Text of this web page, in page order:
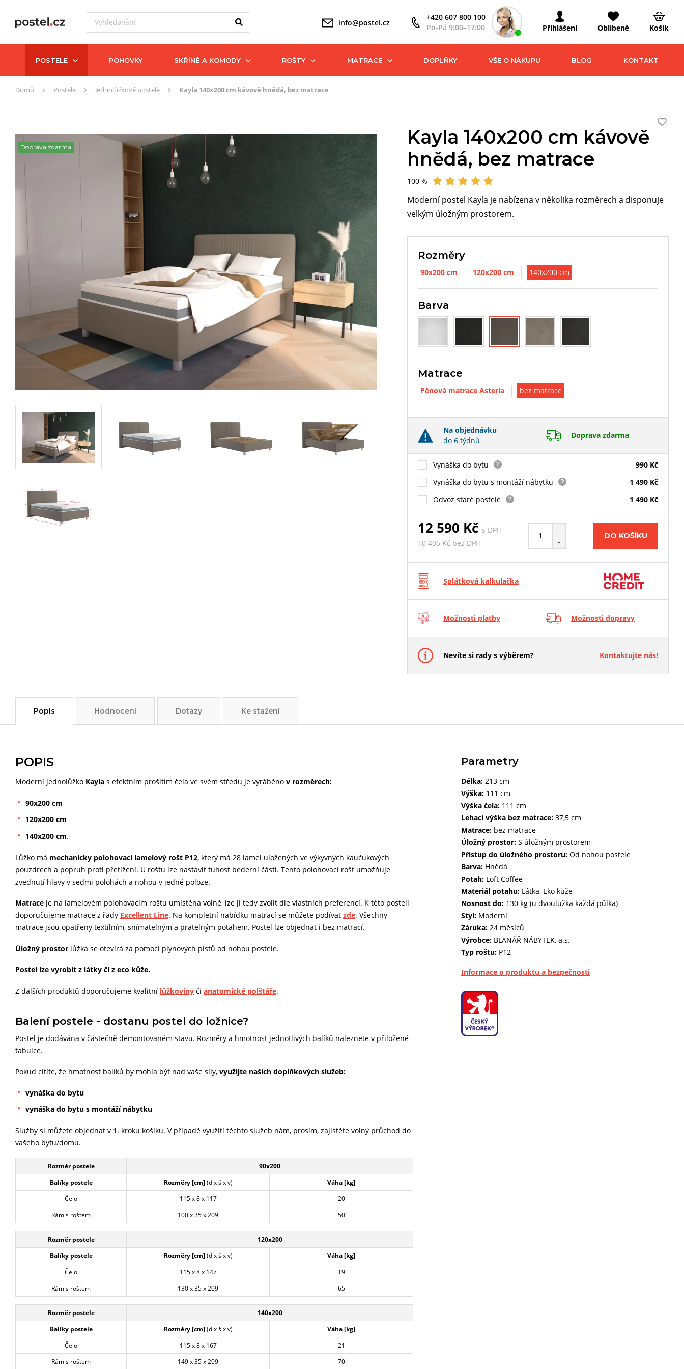
info@postel.cz
+420 607 800 100
Po-Pá 9:00–17:00
Přihlášení Oblíbené Košík
POSTELE POHOVKY SKŘÍNĚ A KOMODY ROŠTY MATRACE DOPLŇKY VŠE O NÁKUPU BLOG KONTAKT
ZdeDomů Postele Jednolůžkové postele Kayla 140x200 cm kávově hnědá, bez matrace
Kayla 140x200 cm kávově
hnědá, bez matrace
Hodnocení
100 %
Moderní postel Kayla je nabízena v několika rozměrech a disponuje
velkým úložným prostorem.
Doprava zdarma
Rozměry
90x200 cm 120x200 cm 140x200 cm
Barva
Matrace
Pěnová matrace Asteria bez matrace
Na objednávku
do 6 týdnů
Doprava zdarma
Vynáška do bytu
990 Kč
Vynáška do bytu s montáží nábytku
1 490 Kč
Odvoz staré postele
1 490 Kč
12 590 Kč s DPH
10 405 Kč bez DPH
+
-
DO KOŠÍKU
Splátková kalkulačka
Možnosti platby Možnosti dopravy
Nevíte si rady s výběrem? Kontaktujte nás!
Popis Hodnocení Dotazy Ke stažení
POPIS
Moderní jednolůžko Kayla s efektním prošitím čela ve svém středu je vyráběno v rozměrech:
90x200 cm
120x200 cm
140x200 cm.
Lůžko má mechanicky polohovací lamelový rošt P12, který má 28 lamel uložených ve výkyvných kaučukových
pouzdrech a popruh proti přetížení. U roštu lze nastavit tuhost bederní části. Tento polohovací rošt umožňuje
zvednutí hlavy v sedmi polohách a nohou v jedné poloze.
Matrace je na lamelovém polohovacím roštu umístěna volně, lze ji tedy zvolit dle vlastních preferencí. K této posteli
doporučujeme matrace z řady Excellent Line. Na kompletní nabídku matrací se můžete podívat zde. Všechny
matrace jsou opatřeny textilním, snímatelným a pratelným potahem. Postel lze objednat i bez matrací.
Úložný prostor lůžka se otevírá za pomoci plynových pístů od nohou postele.
Postel lze vyrobit z látky či z eco kůže.
Z dalších produktů doporučujeme kvalitní lůžkoviny či anatomické polštáře.
Balení postele - dostanu postel do ložnice?
Postel je dodávána v částečně demontovaném stavu. Rozměry a hmotnost jednotlivých balíků naleznete v přiložené
tabulce.
Pokud cítíte, že hmotnost balíků by mohla být nad vaše síly, využijte našich doplňkových služeb:
vynáška do bytu
vynáška do bytu s montáží nábytku
Služby si můžete objednat v 1. kroku košíku. V případě využití těchto služeb nám, prosím, zajistěte volný průchod do
vašeho bytu/domu.
Rozměr postele
90x200
Balíky postele
Rozměry [cm](d x š x v)
Váha [kg]
Čelo
115 x 8 x 117
20
Rám s roštem
100 x 35 x 209 50
Rozměr postele
120x200
Balíky postele
Rozměry [cm](d x š x v)
Váha [kg]
Čelo
115 x 8 x 147
19
Rám s roštem
130 x 35 x 209 65
Rozměr postele
140x200
Balíky postele
Rozměry [cm](d x š x v)
Váha [kg]
Čelo
115 x 8 x 167
21
Rám s roštem
149 x 35 x 209 70
Parametry
Délka: 213 cm
Výška: 111 cm
Výška čela: 111 cm
Lehací výška bez matrace: 37,5 cm
Matrace: bez matrace
Úložný prostor: S úložným prostorem
Přístup do úložného prostoru: Od nohou postele
Barva: Hnědá
Potah: Loft Coffee
Materiál potahu: Látka, Eko kůže
Nosnost do: 130 kg (u dvoulůžka každá půlka)
Styl: Moderní
Záruka: 24 měsíců
Výrobce: BLANÁŘ NÁBYTEK, a.s.
Typ roštu: P12
Informace o produktu a bezpečnosti